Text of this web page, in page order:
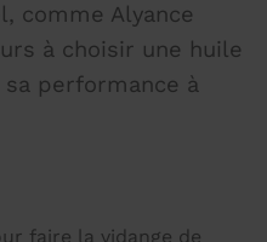
comme Alyance
à choisir une huile
performance à
faire la vidange de